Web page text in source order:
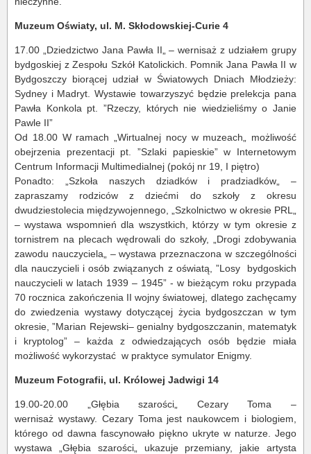
Muzeum Oświaty, ul. M. Skłodowskiej-Curie 4
17.00 „Dziedzictwo Jana Pawła II„ – wernisaż z udziałem grupy
bydgoskiej z Zespołu Szkół Katolickich. Pomnik Jana Pawła II w
Bydgoszczy biorącej udział w Światowych Dniach Młodzieży:
Sydney i Madryt. Wystawie towarzyszyć będzie prelekcja pana
Pawła Konkola pt. ”Rzeczy, których nie wiedzieliśmy o Janie
Pawle II”
Od 18.00 W ramach „Wirtualnej nocy w muzeach„ możliwość
obejrzenia prezentacji pt. ”Szlaki papieskie” w Internetowym
Centrum Informacji Multimedialnej (pokój nr 19, I piętro)
Ponadto: „Szkoła naszych dziadków i pradziadków„ –
zapraszamy rodziców z dziećmi do szkoły z okresu
dwudziestolecia międzywojennego, „Szkolnictwo w okresie PRL„
– wystawa wspomnień dla wszystkich, którzy w tym okresie z
tornistrem na plecach wędrowali do szkoły, „Drogi zdobywania
zawodu nauczyciela„ – wystawa przeznaczona w szczególności
dla nauczycieli i osób związanych z oświatą, ”Losy bydgoskich
nauczycieli w latach 1939 – 1945” - w bieżącym roku przypada
70 rocznica zakończenia II wojny światowej, dlatego zachęcamy
do zwiedzenia wystawy dotyczącej życia bydgoszczan w tym
okresie, ”Marian Rejewski– genialny bydgoszczanin, matematyk
i kryptolog” – każda z odwiedzających osób będzie miała
możliwość wykorzystać w praktyce symulator Enigmy.
Muzeum Fotografii, ul. Królowej Jadwigi 14
19.00-20.00 „Głębia szarości„ Cezary Toma –
wernisaż wystawy. Cezary Toma jest naukowcem i biologiem,
którego od dawna fascynowało piękno ukryte w naturze. Jego
wystawa „Głębia szarości„ ukazuje przemiany, jakie artysta